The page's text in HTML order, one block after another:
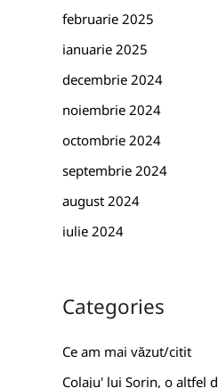
februarie 2025
ianuarie 2025
decembrie 2024
noiembrie 2024
octombrie 2024
septembrie 2024
august 2024
iulie 2024
Categories
Ce am mai văzut/citit
Colaju' lui Sorin, o altfel